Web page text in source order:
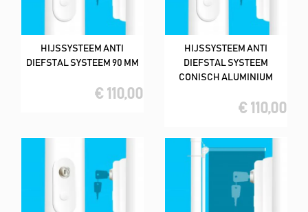
HIJSSYSTEEM ANTI
DIEFSTAL SYSTEEM 90 MM
€ 110,00
HIJSSYSTEEM ANTI
DIEFSTAL SYSTEEM
CONISCH ALUMINIUM
€ 110,00